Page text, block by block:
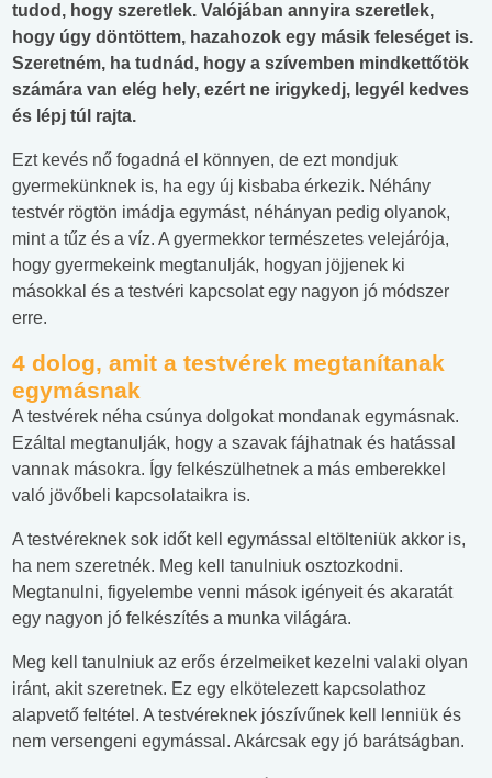
tudod, hogy szeretlek. Valójában annyira szeretlek,
hogy úgy döntöttem, hazahozok egy másik feleséget is.
Szeretném, ha tudnád, hogy a szívemben mindkettőtök
számára van elég hely, ezért ne irigykedj, legyél kedves
és lépj túl rajta.
Ezt kevés nő fogadná el könnyen, de ezt mondjuk
gyermekünknek is, ha egy új kisbaba érkezik. Néhány
testvér rögtön imádja egymást, néhányan pedig olyanok,
mint a tűz és a víz. A gyermekkor természetes velejárója,
hogy gyermekeink megtanulják, hogyan jöjjenek ki
másokkal és a testvéri kapcsolat egy nagyon jó módszer
erre.
4 dolog, amit a testvérek megtanítanak
egymásnak
A testvérek néha csúnya dolgokat mondanak egymásnak.
Ezáltal megtanulják, hogy a szavak fájhatnak és hatással
vannak másokra. Így felkészülhetnek a más emberekkel
való jövőbeli kapcsolataikra is.
A testvéreknek sok időt kell egymással eltölteniük akkor is,
ha nem szeretnék. Meg kell tanulniuk osztozkodni.
Megtanulni, figyelembe venni mások igényeit és akaratát
egy nagyon jó felkészítés a munka világára.
Meg kell tanulniuk az erős érzelmeiket kezelni valaki olyan
iránt, akit szeretnek. Ez egy elkötelezett kapcsolathoz
alapvető feltétel. A testvéreknek jószívűnek kell lenniük és
nem versengeni egymással. Akárcsak egy jó barátságban.